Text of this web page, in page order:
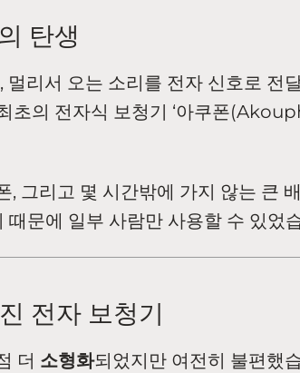
탄생
멀리서 오는 소리를 전자 신호로 전
초의 전자식 보청기 ‘아쿠폰
, 그리고 몇 시간밖에 가지 않는 큰
때문에 일부 사람만 사용할 수 있었
전자 보청기
더 소형화되었지만 여전히 불편했